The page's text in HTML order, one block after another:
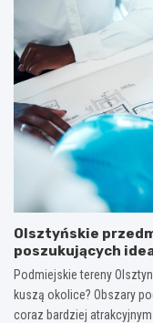
Olsztyńskie
poszukujących
Podmiejskie tereny
kuszą okolice? Obszary
coraz bardziej